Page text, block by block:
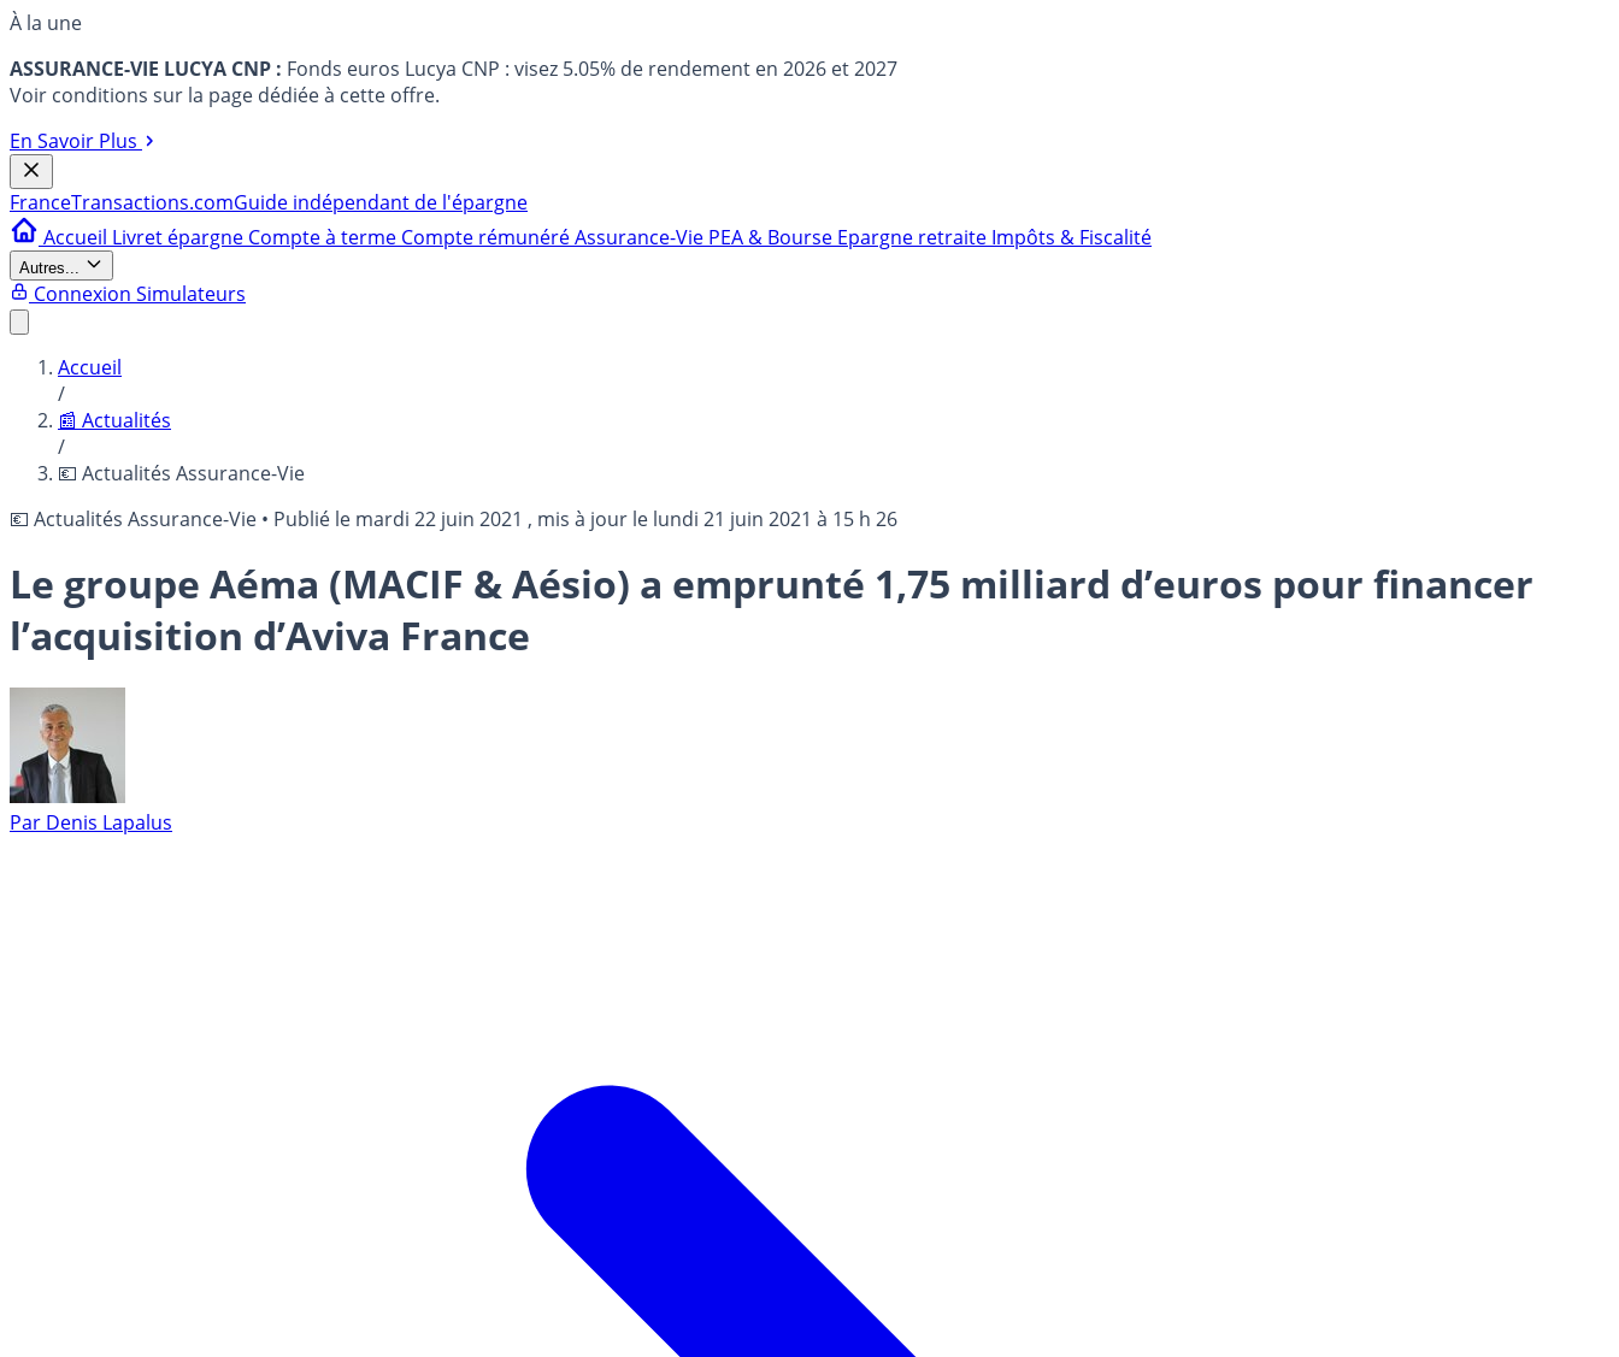
À la une
ASSURANCE-VIE LUCYA CNP : Fonds euros Lucya CNP : visez 5.05% de rendement en 2026 et 2027
Voir conditions sur la page dédiée à cette offre.
En Savoir Plus
FranceTransactions.comGuide indépendant de l'épargne
Accueil Livret épargne Compte à terme Compte rémunéréAssurance-Vie PEA & Bourse Epargne retraite Impôts & Fiscalité
Autres...
Connexion Simulateurs
Accueil
/
📰 Actualités
/
💶 Actualités Assurance-Vie
💶 Actualités Assurance-Vie • Publié le mardi 22 juin 2021 , mis à jour le lundi 21 juin 2021 à 15 h 26
Le groupe Aéma (MACIF & Aésio) a emprunté 1,75 milliard d’euros pour financer
l’acquisition d’Aviva France
Par Denis Lapalus